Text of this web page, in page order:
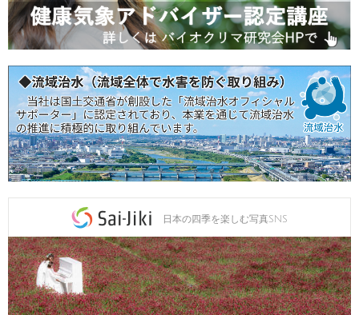
日本の四季を楽しむ写真SNS